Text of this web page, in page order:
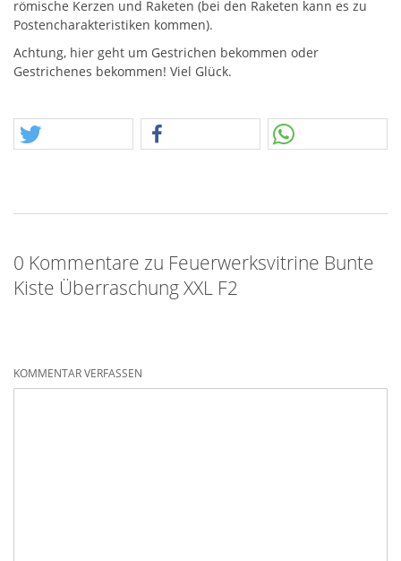
römische Kerzen und Raketen (bei den Raketen kann es zu
Postencharakteristiken kommen).
Achtung, hier geht um Gestrichen bekommen oder
Gestrichenes bekommen! Viel Glück.
0 Kommentare zu Feuerwerksvitrine Bunte
Kiste Überraschung XXL F2
KOMMENTAR VERFASSEN